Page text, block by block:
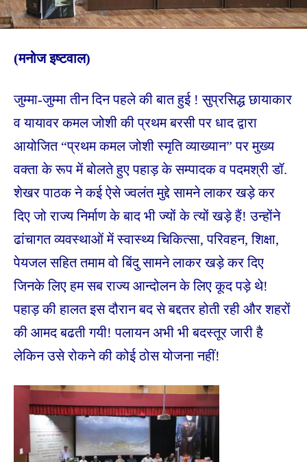
(मनोज इष्टवाल)
जुम्मा-जुम्मा तीन दिन पहले की बात हुई ! सुप्रसिद्ध छायाकार
व यायावर कमल जोशी की प्रथम बरसी पर धाद द्वारा
आयोजित “प्रथम कमल जोशी स्मृति व्याख्यान” पर मुख्य
वक्ता के रूप में बोलते हुए पहाड़ के सम्पादक व पदमश्री डॉ.
शेखर पाठक ने कई ऐसे ज्वलंत मुद्दे सामने लाकर खड़े कर
दिए जो राज्य निर्माण के बाद भी ज्यों के त्यों खड़े हैं!उन्होंने
ढांचागत व्यवस्थाओं में स्वास्थ्य चिकित्सा, परिवहन, शिक्षा,
पेयजल सहित तमाम वो बिंदु सामने लाकर खड़े कर दिए
जिनके लिए हम सब राज्य आन्दोलन के लिए कूद पड़े थे!
पहाड़ की हालत इस दौरान बद से बद्दतर होती रही और शहरों
की आमद बढती गयी! पलायन अभी भी बदस्तूर जारी है
लेकिन उसे रोकने की कोई ठोस योजना नहीं!